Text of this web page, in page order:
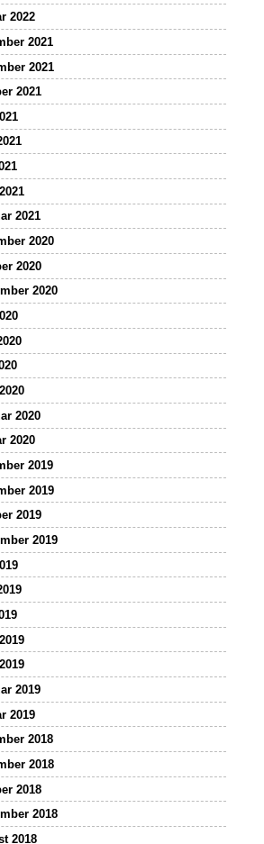
2022
2021
2021
2021
2021
2020
2020
2020
2020
2020
2019
2019
2019
2019
2019
2019
2018
2018
2018
2018
2018